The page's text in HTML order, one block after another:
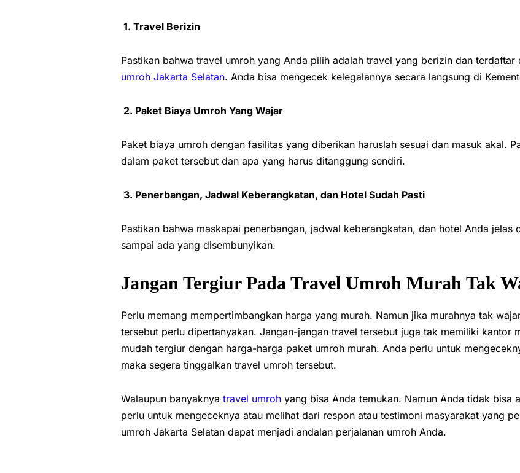
1. Travel Berizin
Pastikan bahwa travel umroh yang Anda pilih adalah travel yang berizin dan terdaftar
umroh Jakarta Selatan. Anda bisa mengecek kelegalannya secara langsung di
2. Paket Biaya Umroh Yang Wajar
Paket biaya umroh dengan fasilitas yang diberikan haruslah sesuai dan masuk akal.
dalam paket tersebut dan apa yang harus ditanggung sendiri.
3. Penerbangan, Jadwal Keberangkatan, dan Hotel Sudah Pasti
Pastikan bahwa maskapai penerbangan, jadwal keberangkatan, dan hotel Anda jelas
sampai ada yang disembunyikan.
Jangan Tergiur Pada Travel Umroh Murah Tak
Perlu memang mempertimbangkan harga yang murah. Namun jika murahnya tak
tersebut perlu dipertanyakan. Jangan-jangan travel tersebut juga tak memiliki kantor
mudah tergiur dengan harga-harga paket umroh murah. Anda perlu untuk
maka segera tinggalkan travel umroh tersebut.
Walaupun banyaknya travel umroh yang bisa Anda temukan. Namun Anda tidak bisa
perlu untuk mengeceknya atau melihat dari respon atau testimoni masyarakat yang
umroh Jakarta Selatan dapat menjadi andalan perjalanan umroh Anda.